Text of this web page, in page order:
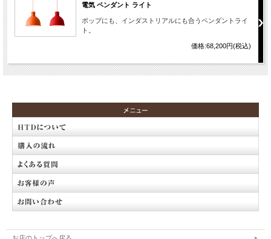
電気 ペンダント ライト
ポップにも、インダストリアルにも合うペンダントライ
ト。
価格:68,200円(税込)